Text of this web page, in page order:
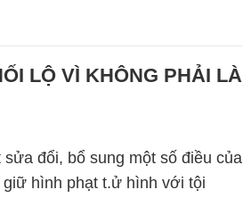
LỘ VÌ KHÔNG PHẢI LÀ
đổi, bổ sung một số điều của
hình phạt t.ử hình với tội